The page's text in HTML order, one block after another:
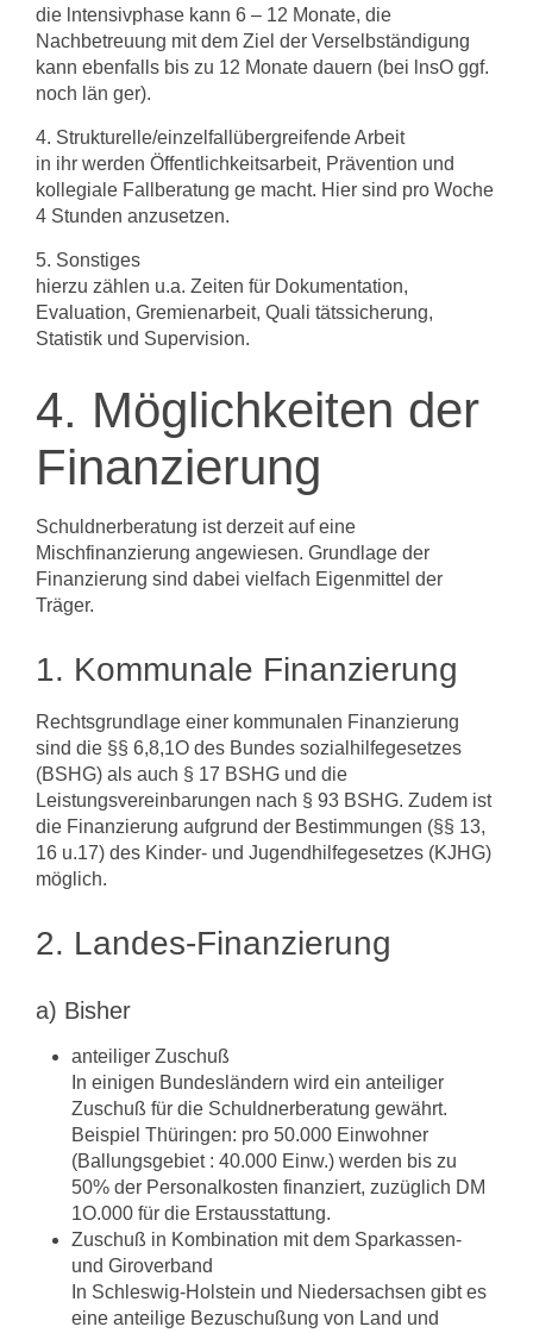
die lntensivphase kann 6 – 12 Monate, die
Nachbetreuung mit dem Ziel der Ver­selbständigung
kann ebenfalls bis zu 12 Monate dauern (bei lnsO ggf.
noch län­ ger).
4. Strukturelle/einzelfallübergreifende Arbeit
in ihr werden Öffentlichkeitsarbeit, Prävention und
kollegiale Fallberatung ge­ macht. Hier sind pro Woche
4 Stunden anzusetzen.
5. Sonstiges
hierzu zählen u.a. Zeiten für Dokumentation,
Evaluation, Gremienarbeit, Quali­ tätssicherung,
Statistik und Supervision.
4. Möglichkeiten der
Finanzierung
Schuldnerberatung ist derzeit auf eine
Mischfinanzierung angewiesen. Grundlage der
Finanzierung sind dabei vielfach Eigenmittel der
Träger.
1. Kommunale Finanzierung
Rechtsgrundlage einer kommunalen Finanzierung
sind die §§ 6,8,1O des Bundes ­sozialhilfegesetzes
(BSHG) als auch § 17 BSHG und die
Leistungsvereinbarungen nach § 93 BSHG. Zudem ist
die Finanzierung aufgrund der Bestimmungen (§§ 13,
16 u.17) des Kinder- und Jugendhilfegesetzes (KJHG)
möglich.
2. Landes-Finanzierung
a) Bisher
anteiliger Zuschuß
In einigen Bundesländern wird ein anteiliger
Zuschuß für die Schuldnerbe­ratung gewährt.
Beispiel Thüringen: pro 50.000 Einwohner
(Ballungsgebiet : 40.000 Einw.) werden bis zu
50% der Personalkosten finanziert, zuzüglich DM
1O.000 für die Erstausstattung.
Zuschuß in Kombination mit dem Sparkassen-
und Giroverband
In Schleswig-Holstein und Niedersachsen gibt es
eine anteilige Bezu­schußung von Land und